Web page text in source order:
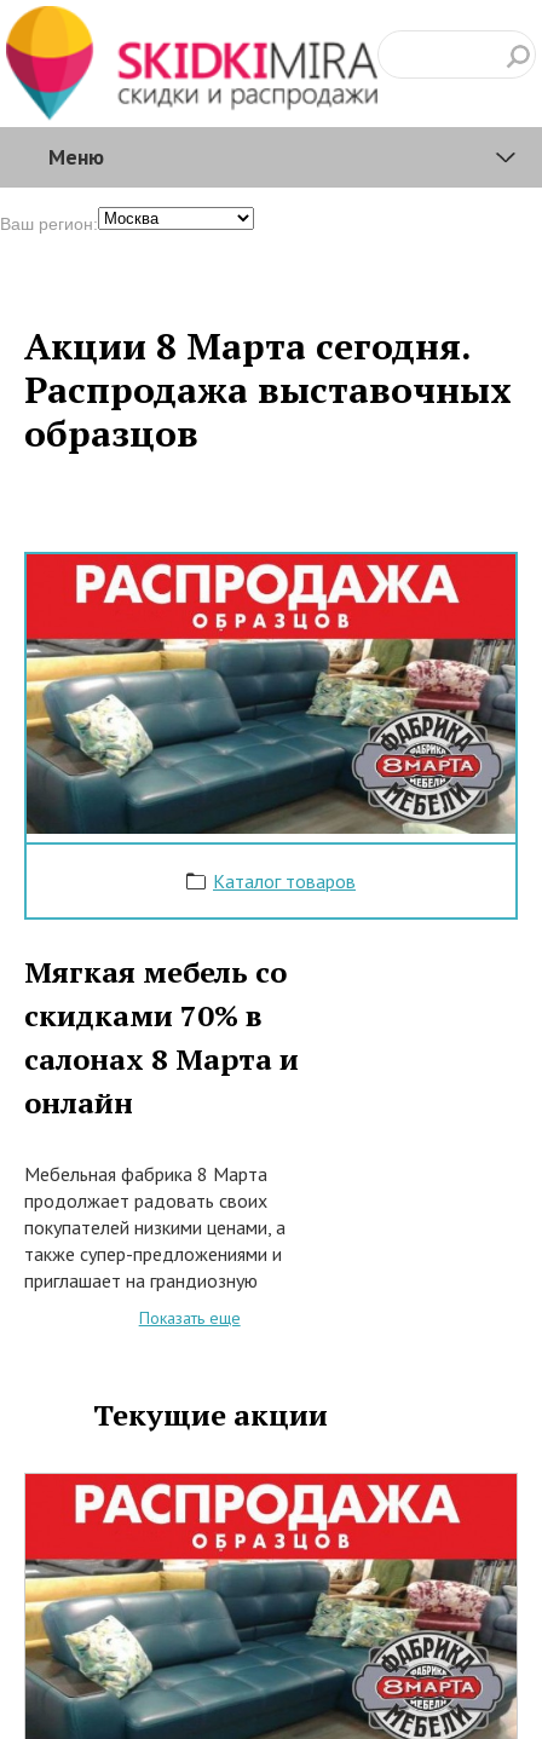
Меню
Ваш регион:
Акции 8 Марта сегодня.
Распродажа выставочных
образцов
Каталог товаров
Мягкая мебель со
скидками 70% в
салонах 8 Марта и
онлайн
Мебельная фабрика 8 Марта
продолжает радовать своих
покупателей низкими ценами, а
также супер-предложениями и
приглашает на грандиозную
распродажу выставочных
Марта, или заказе из каталога на
www.salon8marta.ru стильных
моделей дизайнерской мебели
предоставляются скидки до 70%.
В акции участвуют следующие
товары:
• Прямые, угловые и модульные
диваны
• Кровати
• Кресла
• Пуфы
Показать еще
Текущие акции